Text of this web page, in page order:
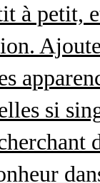
à petit,
si